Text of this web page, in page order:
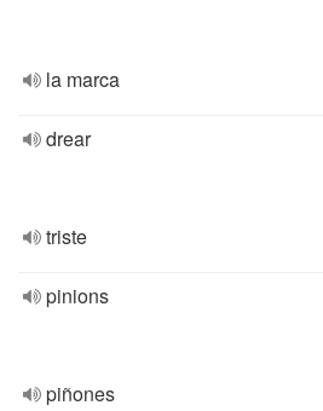
la marca
drear
triste
pinions
piñones